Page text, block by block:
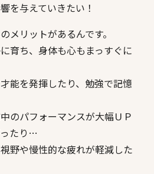
を与えていきたい！
メリットがあるんです。
育ち、身体も心もまっすぐに
能を発揮したり、勉強で記憶
のパフォーマンスが大幅ＵＰ
たり…
野や慢性的な疲れが軽減した